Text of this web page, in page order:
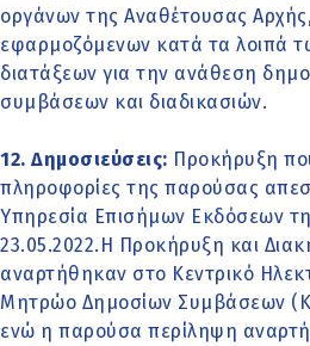
οργάνων της Αναθέτουσας Αρχής,
εφαρμοζόμενων κατά τα λοιπά
διατάξεων για την ανάθεση
συμβάσεων και διαδικασιών.
12. Δημοσιεύσεις: Προκήρυξη
πληροφορίες της παρούσας
Υπηρεσία Επισήμων Εκδόσεων
23.05.2022.Η Προκήρυξη και
αναρτήθηκαν στο Κεντρικό
Μητρώο Δημοσίων Συμβάσεων
ενώ η παρούσα περίληψη